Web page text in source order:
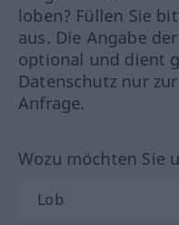
loben? Füllen Sie
aus. Die Angabe
optional und dient
Datenschutz nur
Anfrage.
Wozu möchten Sie